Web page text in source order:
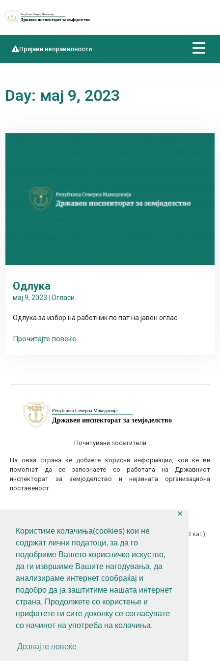
Користиме колачиња(cookies) кои не
содржат лични податоци, за да го
подобриме Вашето корисничко искуство,
да ги извршиме Вашите нагодувања, да
анализираме интернет сообраќај и
подобро да ја заштитиме нашата интернет
страна. Продолжете со користење и
прифатете ги сите доколку се согласувате
со начинот на употреба на колачиња.
Дознајте повеќе
✕
Пријави неправилности
Day: мај 9, 2023
Одлука
мај 9, 2023 Огласи
Одлука за избор на работник по пат на јавен оглас
Прочитајте повеќе
Почитувани посетители
На оваа страна ќе добиете корисни информации, кои ќе ви
помогнат да се запознаете со работата на Државниот
инспекторат за земјоделство и нејзината организациона
поставеност.
ул.Гоце Делчев бр.18 (Македонска Радио Телевизија 13 кат),
1000 Скопје, Р.С.Македонија
+389 (0)2 3121 462
+389 (0)2 3121 462
СЛЕДЕТЕ НЕ
Политика за приватност